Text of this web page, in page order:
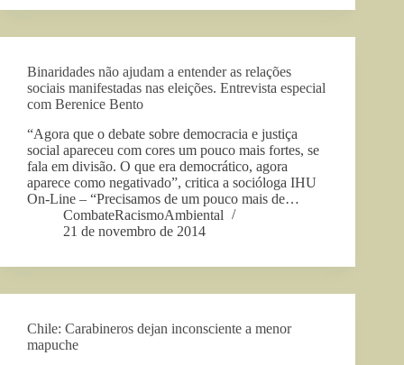
Binaridades não ajudam a entender as relações
sociais manifestadas nas eleições. Entrevista especial
com Berenice Bento
“Agora que o debate sobre democracia e justiça
social apareceu com cores um pouco mais fortes, se
fala em divisão. O que era democrático, agora
aparece como negativado”, critica a socióloga IHU
On-Line – “Precisamos de um pouco mais de…
CombateRacismoAmbiental
21 de novembro de 2014
Chile: Carabineros dejan inconsciente a menor
mapuche